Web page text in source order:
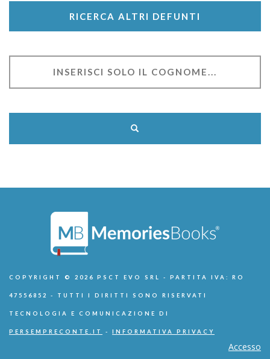
RICERCA ALTRI DEFUNTI
COPYRIGHT © 2026 PSCT EVO SRL - PARTITA IVA: RO
47556852 - TUTTI I DIRITTI SONO RISERVATI
TECNOLOGIA E COMUNICAZIONE DI
PERSEMPRECONTE.IT - INFORMATIVA PRIVACY
Accesso